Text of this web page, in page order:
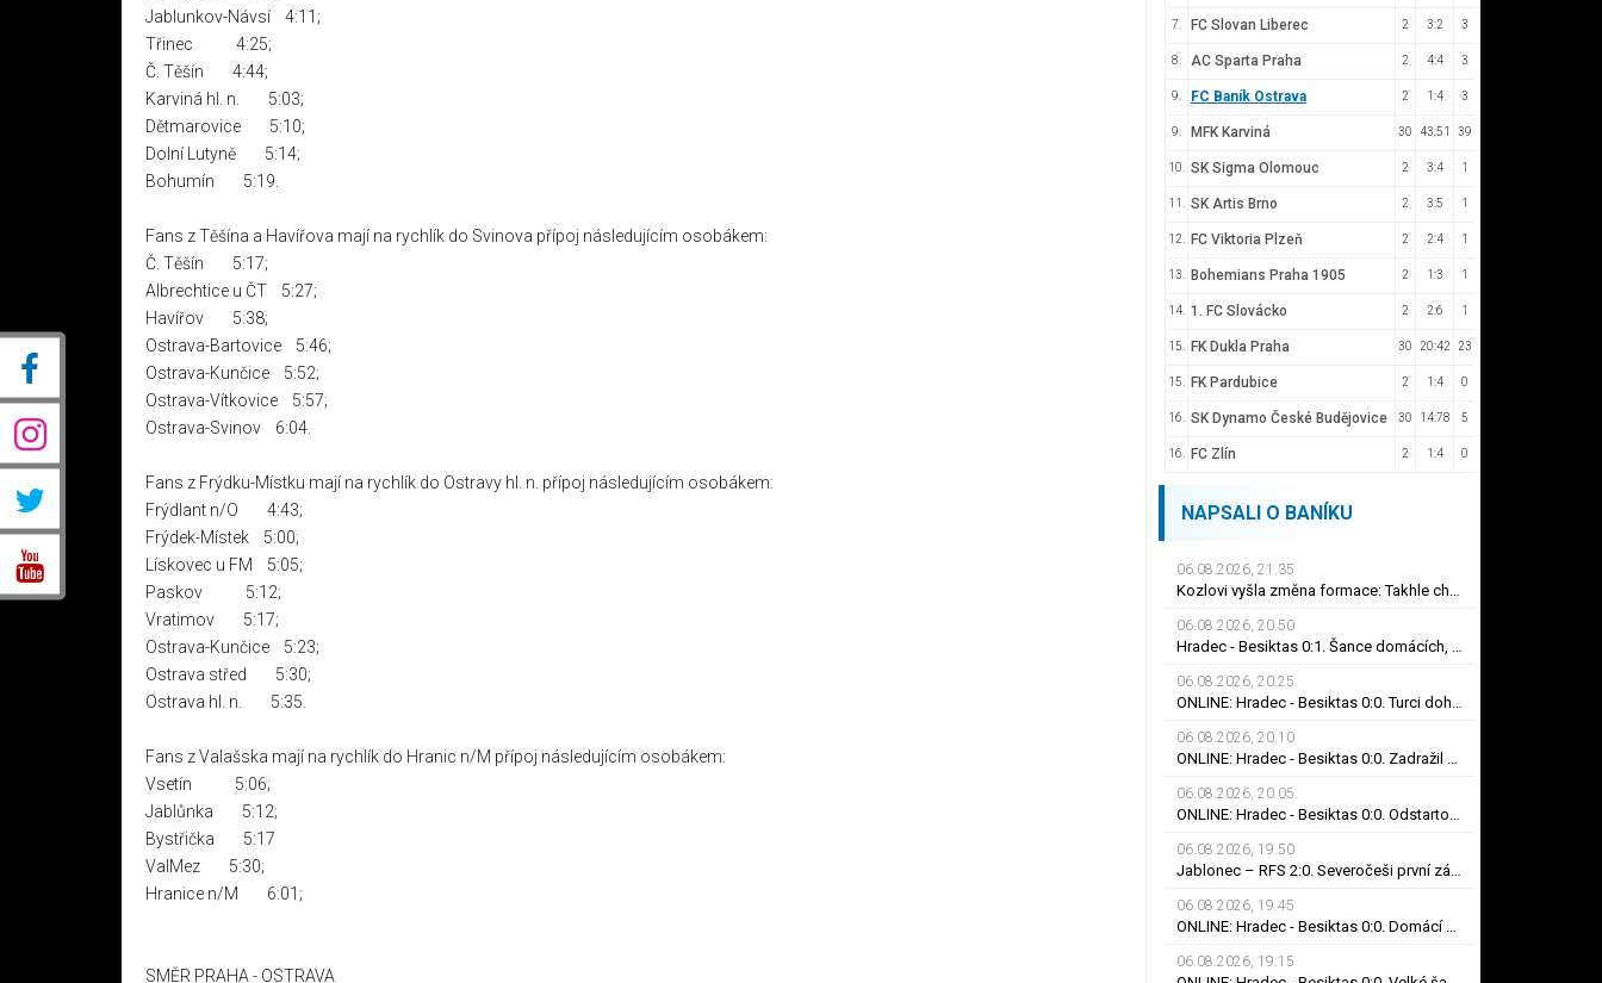
Jablunkov-Návsí 4:11;
Třinec 4:25;
Č. Těšín 4:44;
Karviná hl. n. 5:03;
Dětmarovice 5:10;
Dolní Lutyně 5:14;
Bohumín 5:19.
Fans z Těšína a Havířova mají na rychlík do Svinova přípoj následujícím osobákem:
Č. Těšín 5:17;
Albrechtice u ČT 5:27;
Havířov 5:38;
Ostrava-Bartovice 5:46;
Ostrava-Kunčice 5:52;
Ostrava-Vítkovice 5:57;
Ostrava-Svinov 6:04.
Fans z Frýdku-Místku mají na rychlík do Ostravy hl. n. přípoj následujícím osobákem:
Frýdlant n/O 4:43;
Frýdek-Místek 5:00;
Lískovec u FM 5:05;
Paskov 5:12;
Vratimov 5:17;
Ostrava-Kunčice 5:23;
Ostrava střed 5:30;
Ostrava hl. n. 5:35.
Fans z Valašska mají na rychlík do Hranic n/M přípoj následujícím osobákem:
Vsetín 5:06;
Jablůnka 5:12;
Bystřička 5:17
ValMez 5:30;
Hranice n/M 6:01;
SMĚR PRAHA - OSTRAVA
7. FC Slovan Liberec 2 3:2 3
8. AC Sparta Praha 2 4:4 3
9. FC Baník Ostrava 2 1:4 3
9. MFK Karviná 30 43:51 39
10. SK Sigma Olomouc 2 3:4 1
11. SK Artis Brno 2 3:5 1
12. FC Viktoria Plzeň 2 2:4 1
13. Bohemians Praha 1905 2 1:3 1
14. 1. FC Slovácko 2 2:6 1
15. FK Dukla Praha 30 20:42 23
15. FK Pardubice 2 1:4 0
16. SK Dynamo České Budějovice 30 14:78 5
16. FC Zlín 2 1:4 0
NAPSALI O BANÍKU
06.08.2026, 21.35
Kozlovi vyšla změna formace: Takhle chceme hrát! Výhru zařídili sváteční hlavičkáři
06.08.2026, 20.50
Hradec - Besiktas 0:1. Šance domácích, červená i smolný odraz. Votroci budou dotahovat
06.08.2026, 20.25
ONLINE: Hradec - Besiktas 0:0. Turci dohrávají v desíti! Umar ve stoprocentní šanci selhal
06.08.2026, 20.10
ONLINE: Hradec - Besiktas 0:0. Zadražil se blýskl skvělým zákrokem, Černý nedal tutovku
06.08.2026, 20.05
ONLINE: Hradec - Besiktas 0:0. Odstartoval druhý poločas, Černý spálil obrovskou šanci
06.08.2026, 19.50
Jablonec – RFS 2:0. Severočeši první zápas zvládli, do odvety si vezou nadějný náskok
06.08.2026, 19.45
ONLINE: Hradec - Besiktas 0:0. Domácí nápor na konci prvního poločasu, branka zatím nepadla
06.08.2026, 19.15